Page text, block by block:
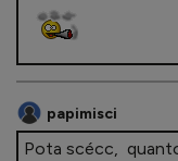
papimisci
Pota scécc,